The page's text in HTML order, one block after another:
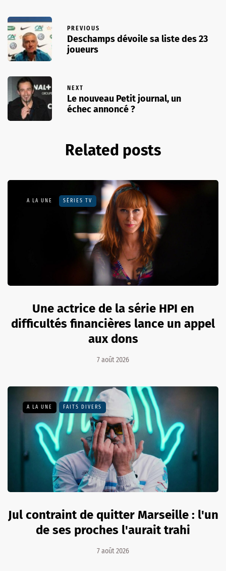
PREVIOUS
Deschamps dévoile sa liste des 23
joueurs
NEXT
Le nouveau Petit journal, un
échec annoncé ?
Related posts
A LA UNE SÉRIES TV
Une actrice de la série HPI en
difficultés financières lance un appel
aux dons
7 août 2026
A LA UNE FAITS DIVERS
Jul contraint de quitter Marseille : l'un
de ses proches l'aurait trahi
7 août 2026